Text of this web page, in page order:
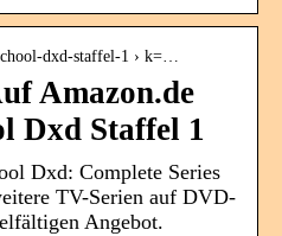
dxd-staffel-1 › k=…
Amazon.de
Dxd Staffel 1
Dxd: Complete Series
TV-Serien auf DVD-
Angebot.